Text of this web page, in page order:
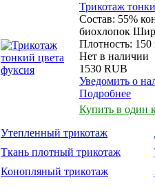
Трикотаж
Состав: 55%
биохлопок
Плотность: 150
Нет в наличии
1530 RUB
Уведомить о
Подробнее
Купить в один
Утепленный трикотаж
Ткань плотный трикотаж
Конопляный трикотаж